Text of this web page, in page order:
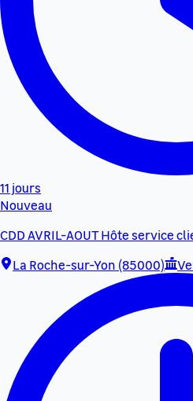
11 jours
Nouveau
CDD AVRIL-AOUT Hôte service
La Roche-sur-Yon (85000)